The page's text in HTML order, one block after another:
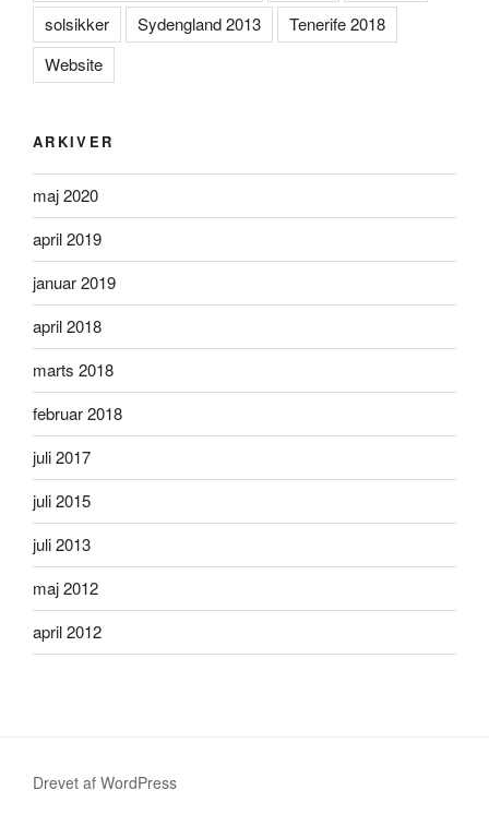
solsikker
Sydengland 2013
Tenerife 2018
Website
ARKIVER
maj 2020
april 2019
januar 2019
april 2018
marts 2018
februar 2018
juli 2017
juli 2015
juli 2013
maj 2012
april 2012
Drevet af WordPress